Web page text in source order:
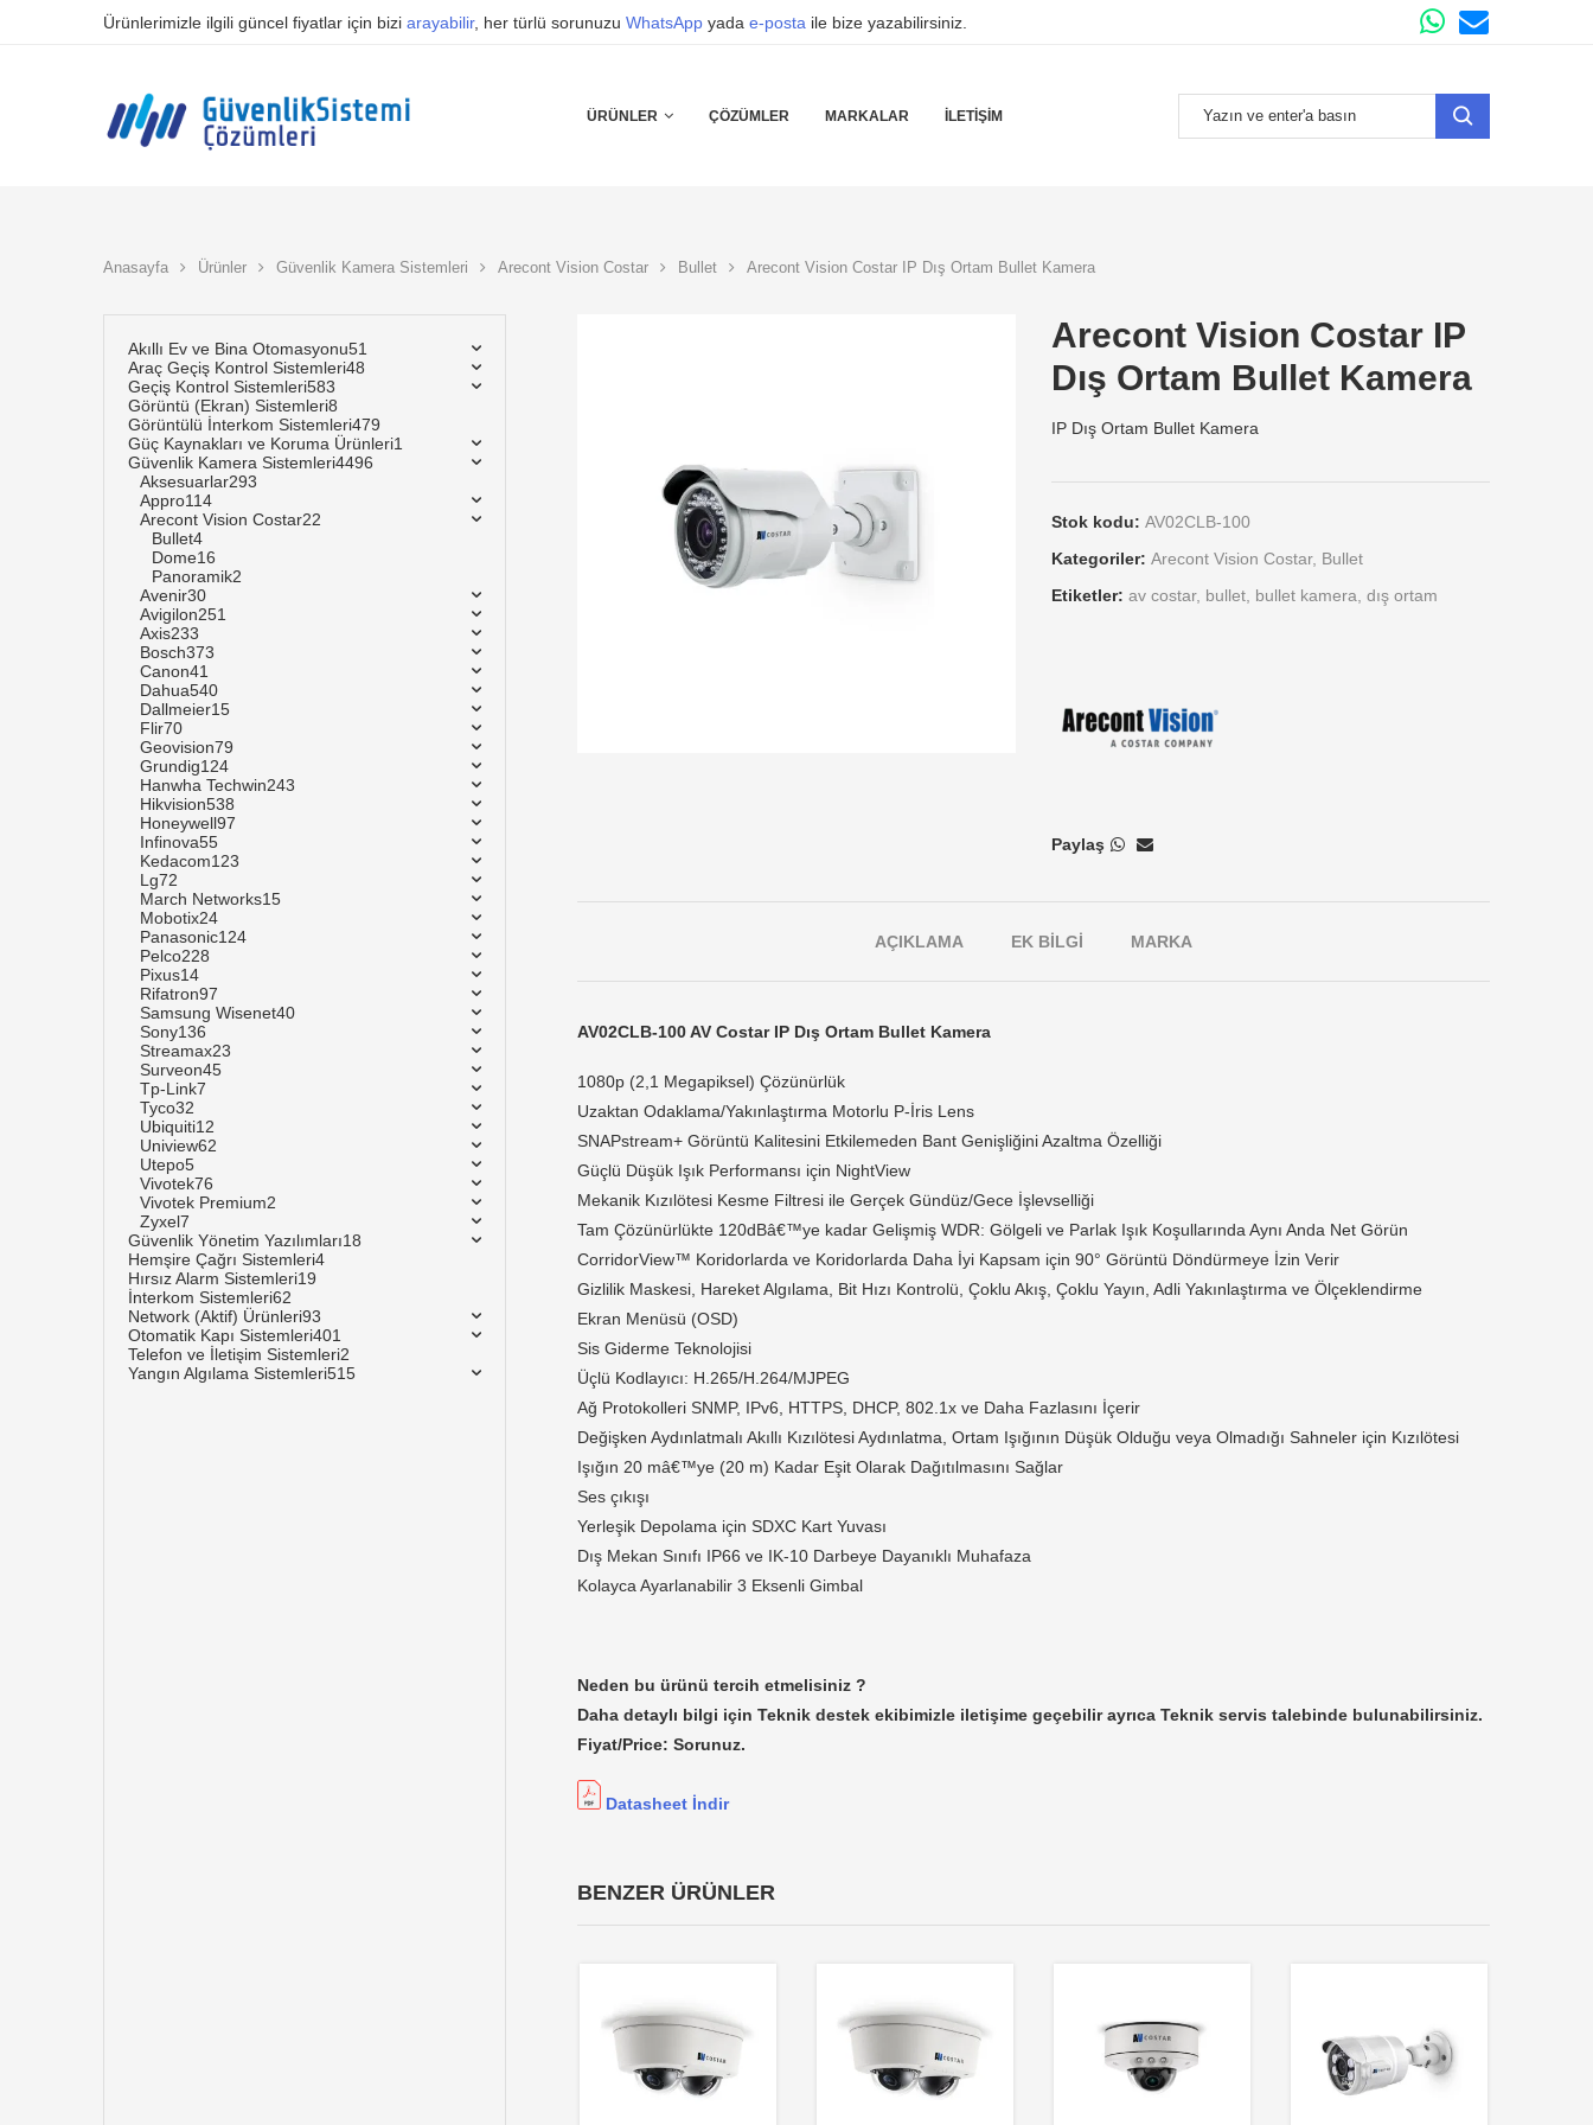
Ürünlerimizle ilgili güncel fiyatlar için bizi arayabilir, her türlü sorunuzu WhatsApp yada e-posta ile bize yazabilirsiniz.
ÜRÜNLER ÇÖZÜMLER MARKALAR İLETIŞIM
Anasayfa Ürünler Güvenlik Kamera Sistemleri Arecont Vision Costar Bullet Arecont Vision Costar IP Dış Ortam Bullet Kamera
Arecont Vision Costar IP
Dış Ortam Bullet Kamera
IP Dış Ortam Bullet Kamera
Stok kodu: AV02CLB-100
Kategoriler: Arecont Vision Costar, Bullet
Etiketler: av costar, bullet bullet kamera dış ortam
Paylaş
AÇIKLAMA EK BILGI MARKA
AV02CLB-100 AV Costar IP Dış Ortam Bullet Kamera
1080p (2,1 Megapiksel) Çözünürlük
Uzaktan Odaklama/Yakınlaştırma Motorlu P-İris Lens
SNAPstream+ Görüntü Kalitesini Etkilemeden Bant Genişliğini Azaltma Özelliği
Güçlü Düşük Işık Performansı için NightView
Mekanik Kızılötesi Kesme Filtresi ile Gerçek Gündüz/Gece İşlevselliği
Tam Çözünürlükte 120dBâ€™ye kadar Gelişmiş WDR: Gölgeli ve Parlak Işık Koşullarında Aynı Anda Net Görün
CorridorView™ Koridorlarda ve Koridorlarda Daha İyi Kapsam için 90° Görüntü Döndürmeye İzin Verir
Gizlilik Maskesi, Hareket Algılama, Bit Hızı Kontrolü, Çoklu Akış, Çoklu Yayın, Adli Yakınlaştırma ve Ölçeklendirme
Ekran Menüsü (OSD)
Sis Giderme Teknolojisi
Üçlü Kodlayıcı: H.265/H.264/MJPEG
Ağ Protokolleri SNMP, IPv6, HTTPS, DHCP, 802.1x ve Daha Fazlasını İçerir
Değişken Aydınlatmalı Akıllı Kızılötesi Aydınlatma, Ortam Işığının Düşük Olduğu veya Olmadığı Sahneler için Kızılötesi
Işığın 20 mâ€™ye (20 m) Kadar Eşit Olarak Dağıtılmasını Sağlar
Ses çıkışı
Yerleşik Depolama için SDXC Kart Yuvası
Dış Mekan Sınıfı IP66 ve IK-10 Darbeye Dayanıklı Muhafaza
Kolayca Ayarlanabilir 3 Eksenli Gimbal
Neden bu ürünü tercih etmelisiniz ?
Daha detaylı bilgi için Teknik destek ekibimizle iletişime geçebilir ayrıca Teknik servis talebinde bulunabilirsiniz.
Fiyat/Price: Sorunuz.
Datasheet İndir
BENZER ÜRÜNLER
Akıllı Ev ve Bina Otomasyonu51
Araç Geçiş Kontrol Sistemleri48
Geçiş Kontrol Sistemleri583
Görüntü (Ekran) Sistemleri8
Görüntülü İnterkom Sistemleri479
Güç Kaynakları ve Koruma Ürünleri1
Güvenlik Kamera Sistemleri4496
Aksesuarlar293
Appro114
Arecont Vision Costar22
Bullet4
Dome16
Panoramik2
Avenir30
Avigilon251
Axis233
Bosch373
Canon41
Dahua540
Dallmeier15
Flir70
Geovision79
Grundig124
Hanwha Techwin243
Hikvision538
Honeywell97
Infinova55
Kedacom123
Lg72
March Networks15
Mobotix24
Panasonic124
Pelco228
Pixus14
Rifatron97
Samsung Wisenet40
Sony136
Streamax23
Surveon45
Tp-Link7
Tyco32
Ubiquiti12
Uniview62
Utepo5
Vivotek76
Vivotek Premium2
Zyxel7
Güvenlik Yönetim Yazılımları18
Hemşire Çağrı Sistemleri4
Hırsız Alarm Sistemleri19
İnterkom Sistemleri62
Network (Aktif) Ürünleri93
Otomatik Kapı Sistemleri401
Telefon ve İletişim Sistemleri2
Yangın Algılama Sistemleri515